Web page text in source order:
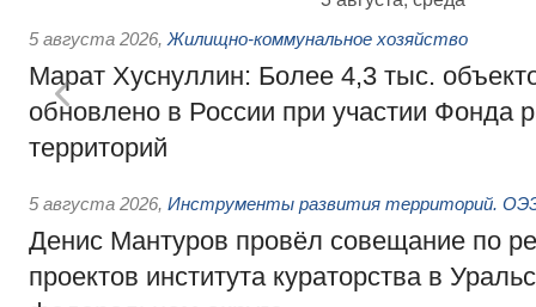
5 августа 2026, Жилищно-коммунальное хозяйство
Марат Хуснуллин: Более 4,3 тыс.
обновлено в России при участии Фонда
территорий
5 августа 2026, Инструменты развития территорий.
Денис Мантуров провёл совещание по
проектов института кураторства в